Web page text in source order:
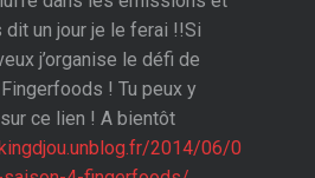
dit un jour je le ferai !!Si
j’organise le défi de
! Tu peux y
ce lien ! A bientôt
2014/06/0